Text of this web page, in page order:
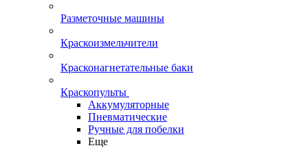
Разметочные машины
Краскоизмельчители
Красконагнетательные баки
Краскопульты
Аккумуляторные
Пневматические
Ручные для побелки
Еще